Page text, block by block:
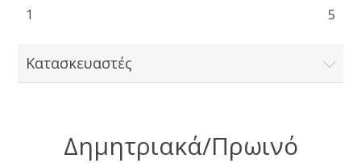
1 5
Κατασκευαστές
Δημητριακά/Πρωινό